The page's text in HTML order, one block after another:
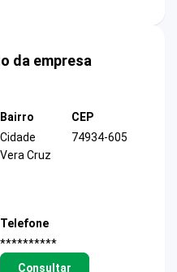
da empresa
Bairro
Cidade
Vera Cruz
CEP
74934-605
Telefone
**********
Consultar